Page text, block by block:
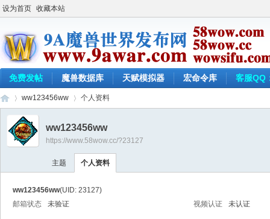
设为首页 收藏本站
免费发帖 魔兽数据库 天赋模拟器 宏命令库 客服QQ
›
ww123456ww 个人资料
ww123456ww
https://www.58wow.cc/?23127
主题 个人资料
ww123456ww(UID: 23127)
邮箱状态
未验证 视频认证 未认证